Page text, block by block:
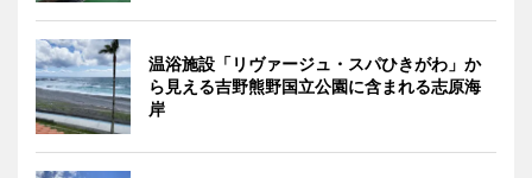
温浴施設「リヴァージュ・スパひきがわ」か
ら見える吉野熊野国立公園に含まれる志原海
岸